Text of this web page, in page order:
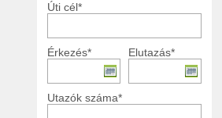
Úti cél*
Érkezés* Elutazás*
Utazók száma*